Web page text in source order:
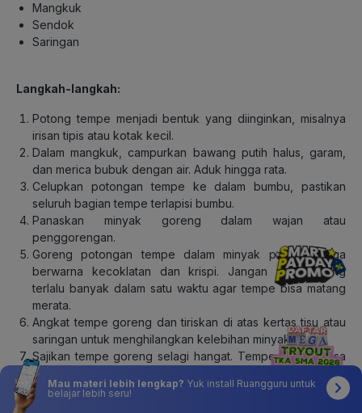
Mangkuk
Sendok
Saringan
Langkah-langkah:
Potong tempe menjadi bentuk yang diinginkan, misalnya
irisan tipis atau kotak kecil.
Dalam mangkuk, campurkan bawang putih halus, garam,
dan merica bubuk dengan air. Aduk hingga rata.
Celupkan potongan tempe ke dalam bumbu, pastikan
seluruh bagian tempe terlapisi bumbu.
Panaskan minyak goreng dalam wajan atau
penggorengan.
Goreng potongan tempe dalam minyak panas hingga
berwarna kecoklatan dan krispi. Jangan menggoreng
terlalu banyak dalam satu waktu agar tempe bisa matang
merata.
Angkat tempe goreng dan tiriskan di atas kertas tisu atau
saringan untuk menghilangkan kelebihan minyak.
Sajikan tempe goreng selagi hangat. Tempe goreng bisa
dinikmati begitu saja atau dengan sambal, kecap manis,
atau saus favorit Anda.
Mau materi lebih lengkap? Yuk install Ruangguru untuk
belajar lebih seru!